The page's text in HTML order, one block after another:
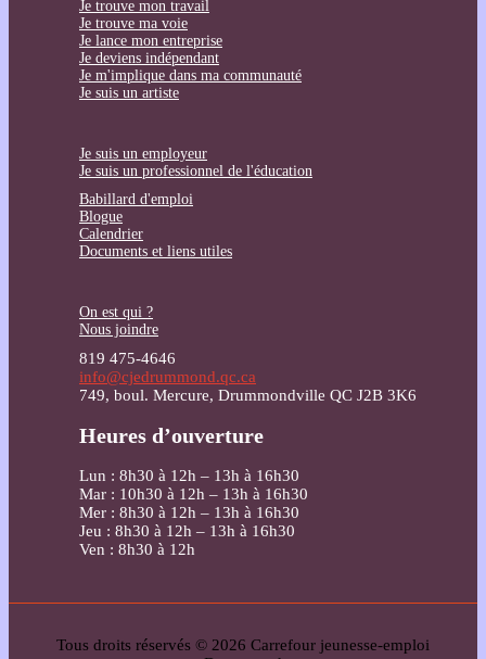
Je trouve mon travail
Je trouve ma voie
Je lance mon entreprise
Je deviens indépendant
Je m'implique dans ma communauté
Je suis un artiste
Je suis un employeur
Je suis un professionnel de l'éducation
Babillard d'emploi
Blogue
Calendrier
Documents et liens utiles
On est qui ?
Nous joindre
819 475-4646
info@cjedrummond.qc.ca
749, boul. Mercure, Drummondville QC J2B 3K6
Heures d’ouverture
Lun : 8h30 à 12h – 13h à 16h30
Mar : 10h30 à 12h – 13h à 16h30
Mer : 8h30 à 12h – 13h à 16h30
Jeu : 8h30 à 12h – 13h à 16h30
Ven : 8h30 à 12h
Tous droits réservés © 2026 Carrefour jeunesse-emploi